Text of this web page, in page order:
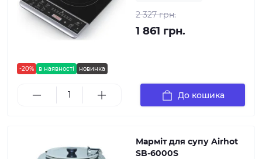
-20% в наявності новинка
2 327 грн.
1 861 грн.
До кошика
Марміт для супу Airhot
SB-6000S